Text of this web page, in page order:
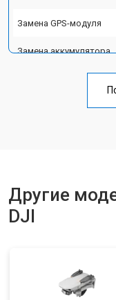
Замена GPS-модуля
Замена аккумулятора
Другие
DJI